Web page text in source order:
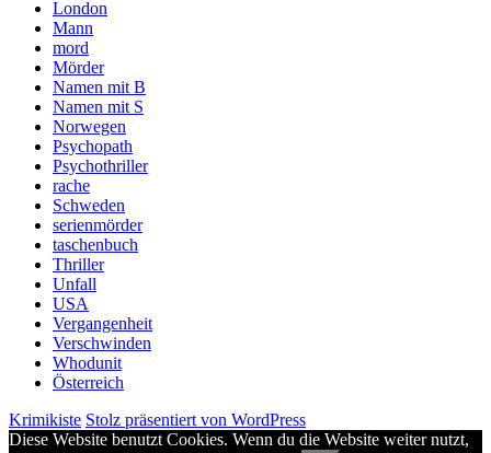
London
Mann
mord
Mörder
Namen mit B
Namen mit S
Norwegen
Psychopath
Psychothriller
rache
Schweden
serienmörder
taschenbuch
Thriller
Unfall
USA
Vergangenheit
Verschwinden
Whodunit
Österreich
Krimikiste Stolz präsentiert von WordPress
Diese Website benutzt Cookies. Wenn du die Website weiter nutzt,